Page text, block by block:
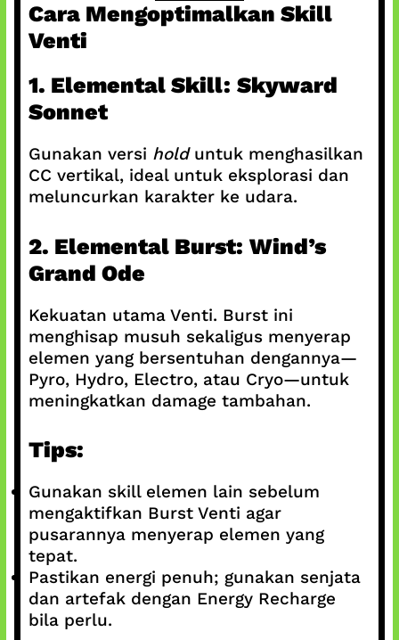
Cara Mengoptimalkan Skill
Venti
1. Elemental Skill: Skyward
Sonnet
Gunakan versi holduntuk menghasilkan
CC vertikal, ideal untuk eksplorasi dan
meluncurkan karakter ke udara.
2. Elemental Burst: Wind’s
Grand Ode
Kekuatan utama Venti. Burst ini
menghisap musuh sekaligus menyerap
elemen yang bersentuhan dengannya—
Pyro, Hydro, Electro, atau Cryo—untuk
meningkatkan damage tambahan.
Tips:
Gunakan skill elemen lain sebelum
mengaktifkan Burst Venti agar
pusarannya menyerap elemen yang
tepat.
Pastikan energi penuh; gunakan senjata
dan artefak dengan Energy Recharge
bila perlu.